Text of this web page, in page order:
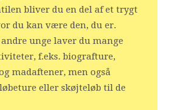
bliver du en del af et trygt
du kan være den, du er.
unge laver du mange
f.eks. biografture,
madaftener, men også
eller skøjteløb til de